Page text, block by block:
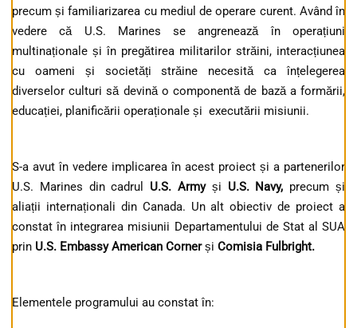
precum și familiarizarea cu mediul de operare curent. Având în
vedere că U.S. Marines se angrenează în operațiuni
multinaționale și în pregătirea militarilor străini, interacțiunea
cu oameni și societăți străine necesită ca înțelegerea
diverselor culturi să devină o componentă de bază a formării,
educației, planificării operaționale și executării misiunii.
S-a avut în vedere implicarea în acest proiect și a partenerilor
U.S. Marines din cadrul U.S. Armyși U.S. Navy, precum și
aliații internaționali din Canada. Un alt obiectiv de proiect a
constat în integrarea misiunii Departamentului de Stat al SUA
prin U.S. Embassy American Cornerși Comisia Fulbright.
Elementele programului au constat în: